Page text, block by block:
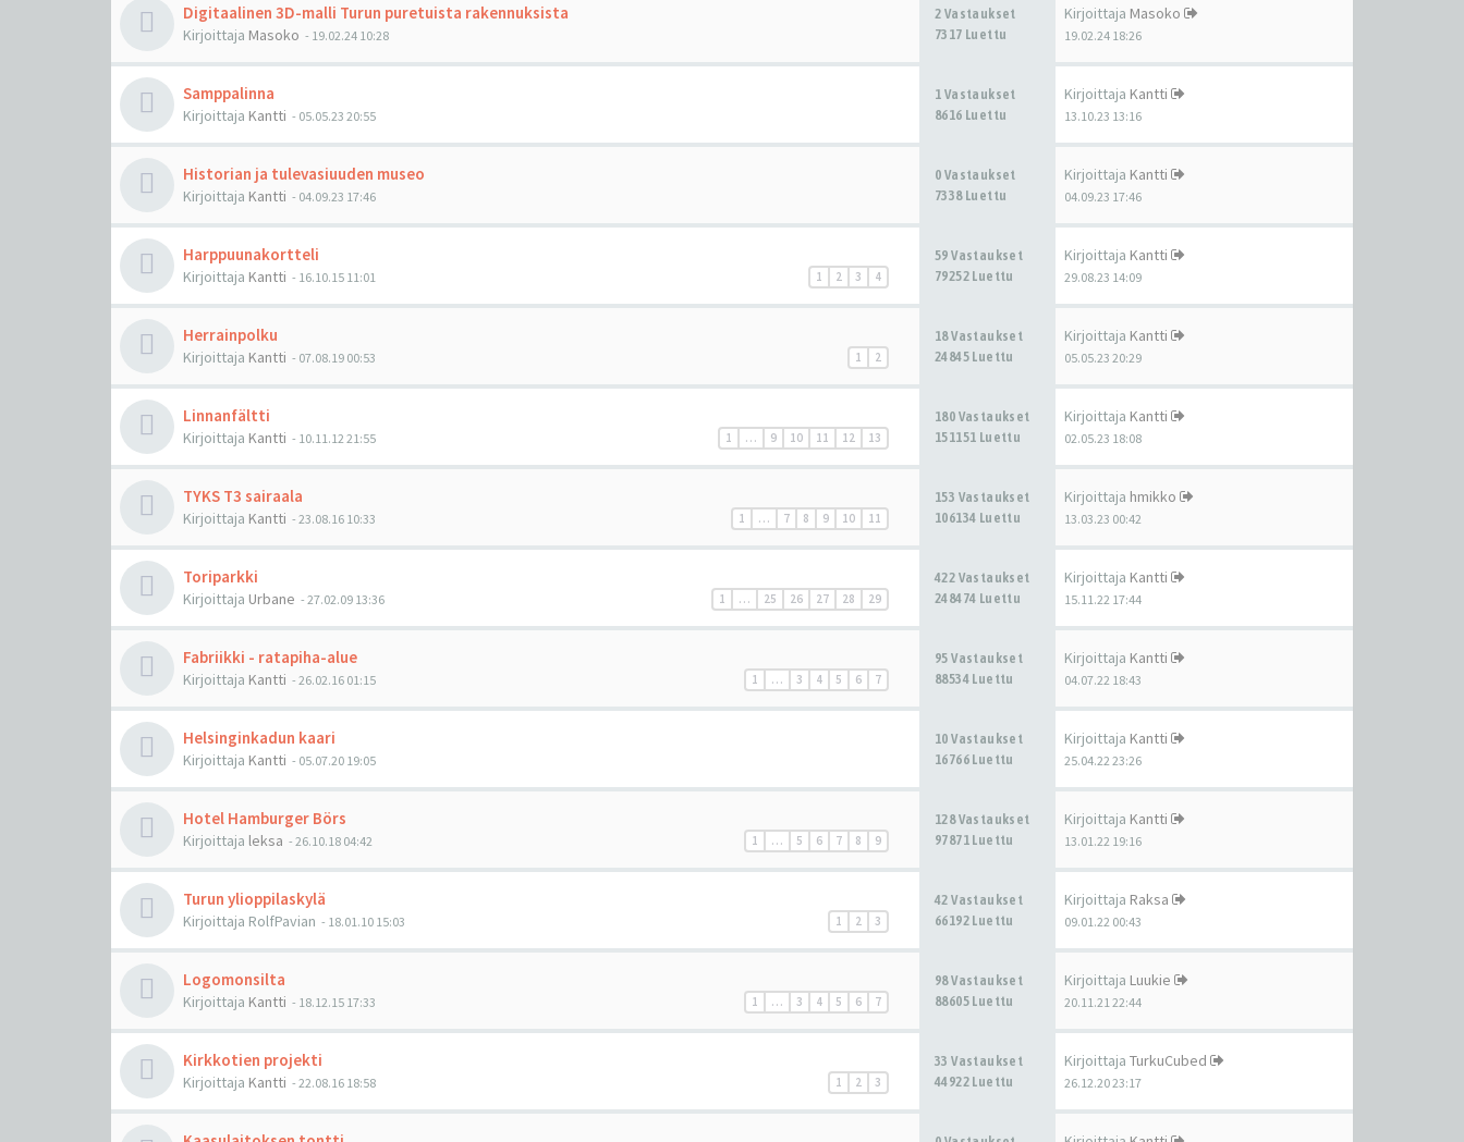
Digitaalinen 3D-malli Turun puretuista rakennuksista
Kirjoittaja Masoko - 19.02.24 10:28
2 Vastaukset
7317 Luettu
Kirjoittaja Masoko
19.02.24 18:26
Samppalinna
Kirjoittaja Kantti - 05.05.23 20:55
1 Vastaukset
8616 Luettu
Kirjoittaja Kantti
13.10.23 13:16
Historian ja tulevasiuuden museo
Kirjoittaja Kantti - 04.09.23 17:46
0 Vastaukset
7338 Luettu
Kirjoittaja Kantti
04.09.23 17:46
Harppuunakortteli
1 2 3 4
Kirjoittaja Kantti - 16.10.15 11:01
59 Vastaukset
79252 Luettu
Kirjoittaja Kantti
29.08.23 14:09
Herrainpolku
1 2
Kirjoittaja Kantti - 07.08.19 00:53
18 Vastaukset
24845 Luettu
Kirjoittaja Kantti
05.05.23 20:29
Linnanfältti
1 … 9 10 11 12 13
Kirjoittaja Kantti - 10.11.12 21:55
180 Vastaukset
151151 Luettu
Kirjoittaja Kantti
02.05.23 18:08
TYKS T3 sairaala
1 … 7 8 9 10 11
Kirjoittaja Kantti - 23.08.16 10:33
153 Vastaukset
106134 Luettu
Kirjoittaja hmikko
13.03.23 00:42
Toriparkki
1 … 25 26 27 28 29
Kirjoittaja Urbane - 27.02.09 13:36
422 Vastaukset
248474 Luettu
Kirjoittaja Kantti
15.11.22 17:44
Fabriikki - ratapiha-alue
1 … 3 4 5 6 7
Kirjoittaja Kantti - 26.02.16 01:15
95 Vastaukset
88534 Luettu
Kirjoittaja Kantti
04.07.22 18:43
Helsinginkadun kaari
Kirjoittaja Kantti - 05.07.20 19:05
10 Vastaukset
16766 Luettu
Kirjoittaja Kantti
25.04.22 23:26
Hotel Hamburger Börs
1 … 5 6 7 8 9
Kirjoittaja leksa - 26.10.18 04:42
128 Vastaukset
97871 Luettu
Kirjoittaja Kantti
13.01.22 19:16
Turun ylioppilaskylä
1 2 3
Kirjoittaja RolfPavian - 18.01.10 15:03
42 Vastaukset
66192 Luettu
Kirjoittaja Raksa
09.01.22 00:43
Logomonsilta
1 … 3 4 5 6 7
Kirjoittaja Kantti - 18.12.15 17:33
98 Vastaukset
88605 Luettu
Kirjoittaja Luukie
20.11.21 22:44
Kirkkotien projekti
1 2 3
Kirjoittaja Kantti - 22.08.16 18:58
33 Vastaukset
44922 Luettu
Kirjoittaja TurkuCubed
26.12.20 23:17